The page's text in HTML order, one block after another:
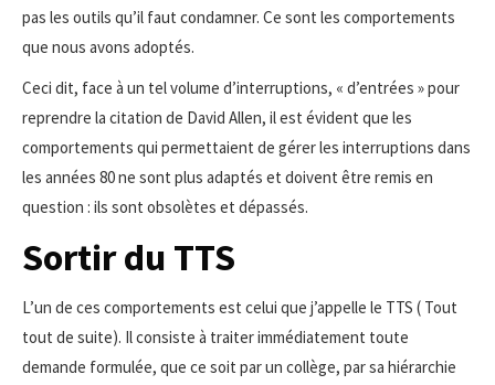
pas les outils qu’il faut condamner. Ce sont les comportements
que nous avons adoptés.
Ceci dit, face à un tel volume d’interruptions, « d’entrées » pour
reprendre la citation de David Allen, il est évident que les
comportements qui permettaient de gérer les interruptions dans
les années 80 ne sont plus adaptés et doivent être remis en
question : ils sont obsolètes et dépassés.
Sortir du TTS
L’un de ces comportements est celui que j’appelle le TTS ( Tout
tout de suite). Il consiste à traiter immédiatement toute
demande formulée, que ce soit par un collège, par sa hiérarchie